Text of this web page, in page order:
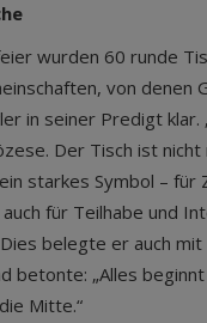
wurden 60 runde
von denen
in seiner Predigt klar.
Der Tisch ist
starkes Symbol – für
für Teilhabe und
belegte er auch mit
betonte: „Alles
Mitte.“